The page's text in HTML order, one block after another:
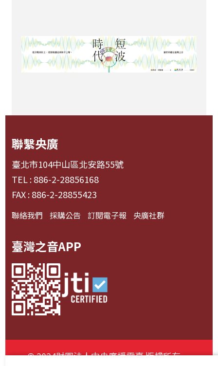
聯繫央廣
臺北市104中山區北安路55號
TEL : 886-2-28856168
FAX : 886-2-28855423
聯絡我們 採購公告 訂閱電子報 央廣社群
臺灣之音APP
© 2024財團法人中央廣播電臺 版權所有